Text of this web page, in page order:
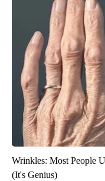
Wrinkles: Most People
(It's Genius)